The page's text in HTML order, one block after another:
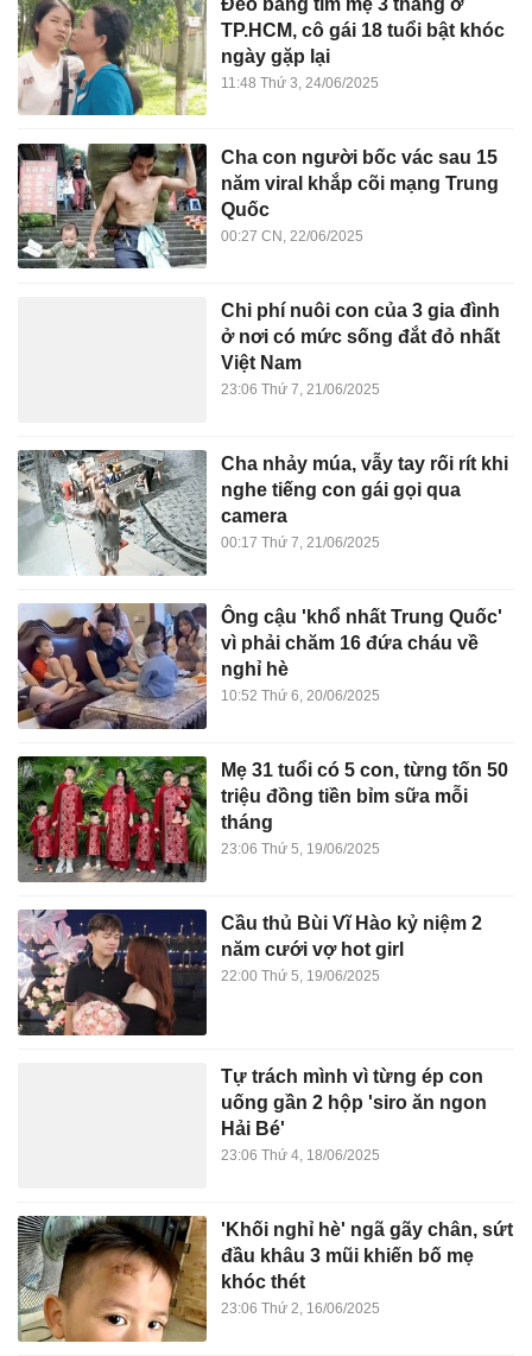
TP.HCM, cô gái 18 tuổi bật khóc
ngày gặp lại
11:48 Thứ 3, 24/06/2025
Cha con người bốc vác sau 15
năm viral khắp cõi mạng Trung
Quốc
00:27 CN, 22/06/2025
Chi phí nuôi con của 3 gia đình
ở nơi có mức sống đắt đỏ nhất
Việt Nam
23:06 Thứ 7, 21/06/2025
Cha nhảy múa, vẫy tay rối rít khi
nghe tiếng con gái gọi qua
camera
00:17 Thứ 7, 21/06/2025
Ông cậu 'khổ nhất Trung Quốc'
vì phải chăm 16 đứa cháu về
nghỉ hè
10:52 Thứ 6, 20/06/2025
Mẹ 31 tuổi có 5 con, từng tốn 50
triệu đồng tiền bỉm sữa mỗi
tháng
23:06 Thứ 5, 19/06/2025
Cầu thủ Bùi Vĩ Hào kỷ niệm 2
năm cưới vợ hot girl
22:00 Thứ 5, 19/06/2025
Tự trách mình vì từng ép con
uống gần 2 hộp 'siro ăn ngon
Hải Bé'
23:06 Thứ 4, 18/06/2025
'Khối nghỉ hè' ngã gãy chân, sứt
đầu khâu 3 mũi khiến bố mẹ
khóc thét
23:06 Thứ 2, 16/06/2025